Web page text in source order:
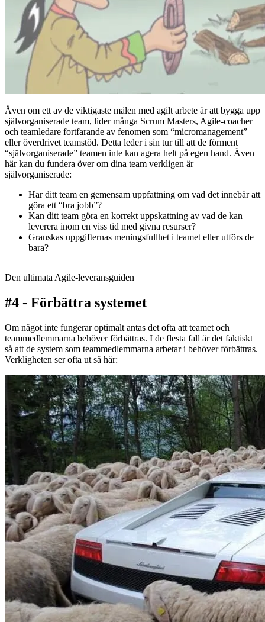
Även om ett av de viktigaste målen med agilt arbete är att bygga upp
självorganiserade team, lider många Scrum Masters, Agile-coacher
och teamledare fortfarande av fenomen som “micromanagement”
eller överdrivet teamstöd. Detta leder i sin tur till att de förment
“självorganiserade” teamen inte kan agera helt på egen hand. Även
här kan du fundera över om dina team verkligen är
självorganiserade:
Har ditt team en gemensam uppfattning om vad det innebär att
göra ett “bra jobb”?
Kan ditt team göra en korrekt uppskattning av vad de kan
leverera inom en viss tid med givna resurser?
Granskas uppgifternas meningsfullhet i teamet eller utförs de
bara?
Den ultimata Agile-leveransguiden
#4 - Förbättra systemet
Om något inte fungerar optimalt antas det ofta att teamet och
teammedlemmarna behöver förbättras. I de flesta fall är det faktiskt
så att de system som teammedlemmarna arbetar i behöver förbättras.
Verkligheten ser ofta ut så här: